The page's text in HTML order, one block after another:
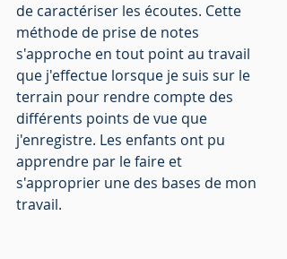
de caractériser les écoutes. Cette
méthode de prise de notes
s'approche en tout point au travail
que j'effectue lorsque je suis sur le
terrain pour rendre compte des
différents points de vue que
j'enregistre. Les enfants ont pu
apprendre par le faire et
s'approprier une des bases de mon
travail.